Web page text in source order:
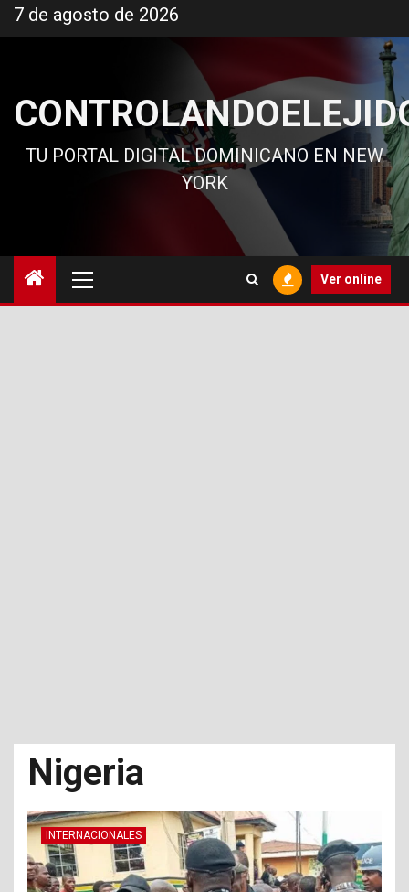
al
7 de agosto de 2026
TU PORTAL DIGITAL DOMINICANO EN NEW
YORK
principal
Ver online
Nigeria
INTERNACIONALES